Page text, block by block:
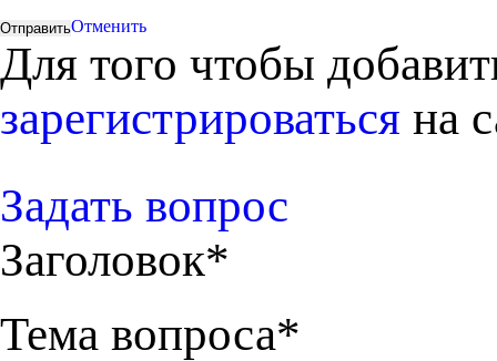
Отменить
Для того чтобы
зарегистрироваться на
Задать вопрос
Заголовок*
Тема вопроса*